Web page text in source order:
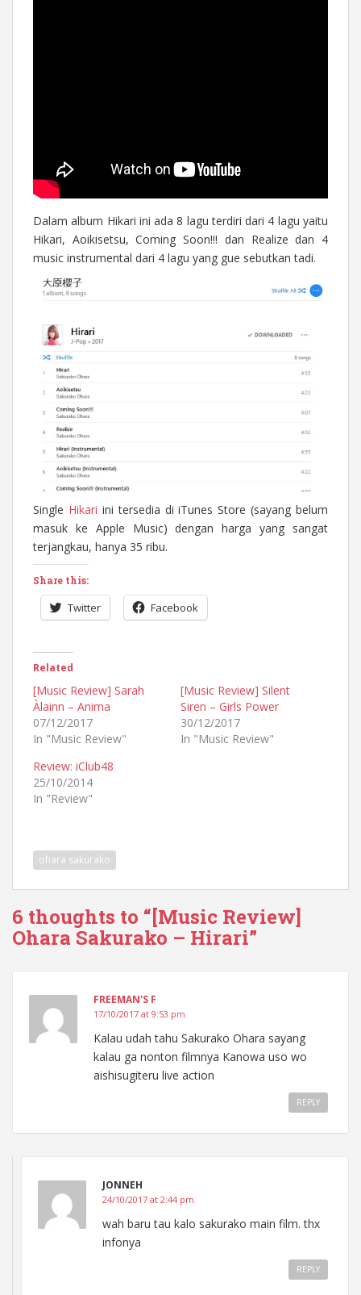
Dalam album Hikari ini ada 8 lagu terdiri dari 4 lagu yaitu
Hikari, Aoikisetsu, Coming Soon!!! dan Realize dan 4
music instrumental dari 4 lagu yang gue sebutkan tadi.
Single Hikari ini tersedia di iTunes Store (sayang belum
masuk ke Apple Music) dengan harga yang sangat
terjangkau, hanya 35 ribu.
Share this:
Twitter Facebook
Related
[Music Review] Sarah
Àlainn – Anima
07/12/2017
In "Music Review"
[Music Review] Silent
Siren – Girls Power
30/12/2017
In "Music Review"
Review: iClub48
25/10/2014
In "Review"
ohara sakurako
6 thoughts to “[Music Review]
Ohara Sakurako – Hirari”
FREEMAN'S F
17/10/2017 at 9:53 pm
Kalau udah tahu Sakurako Ohara sayang
kalau ga nonton filmnya Kanowa uso wo
aishisugiteru live action
REPLY
JONNEH
24/10/2017 at 2:44 pm
wah baru tau kalo sakurako main film. thx
infonya
REPLY